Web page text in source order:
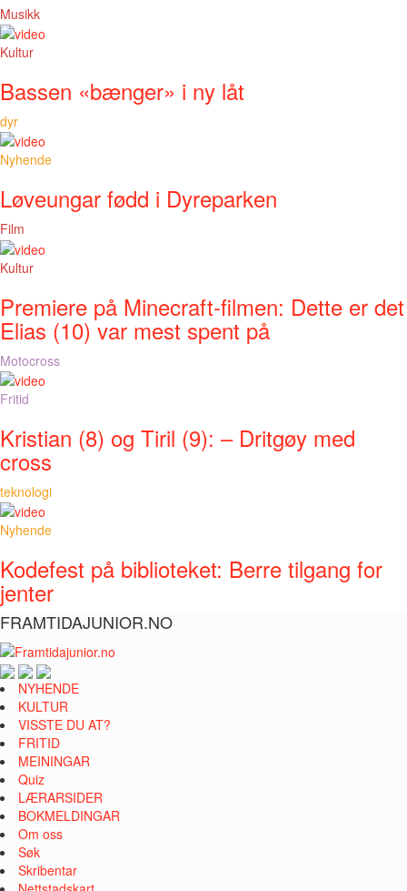
Musikk
Kultur
Bassen «bænger» i ny låt
dyr
Nyhende
Løveungar fødd i Dyreparken
Film
Kultur
Premiere på Minecraft-filmen: Dette er det
Elias (10) var mest spent på
Motocross
Fritid
Kristian (8) og Tiril (9): – Dritgøy med
cross
teknologi
Nyhende
Kodefest på biblioteket: Berre tilgang for
jenter
FRAMTIDAJUNIOR.NO
NYHENDE
KULTUR
VISSTE DU AT?
FRITID
MEININGAR
Quiz
LÆRARSIDER
BOKMELDINGAR
Om oss
Søk
Skribentar